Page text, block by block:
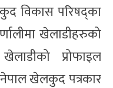
विकास परिषद्का‌
खेलाडीहरुको
प्रोफाइल
नेपाल खेलकुद पत्रकार